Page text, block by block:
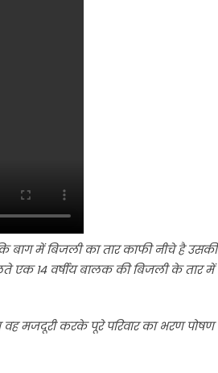
बाग में बिजली का तार काफी नीचे है उसकी
एक 14 वर्षीय बालक की बिजली के तार में
वह मजदूरी करके पूरे परिवार का भरण पोषण